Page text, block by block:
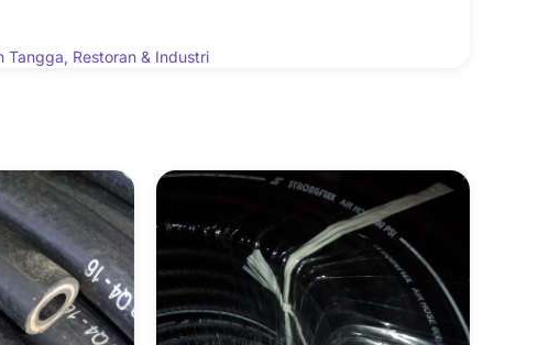
Tangga, Restoran & Industri